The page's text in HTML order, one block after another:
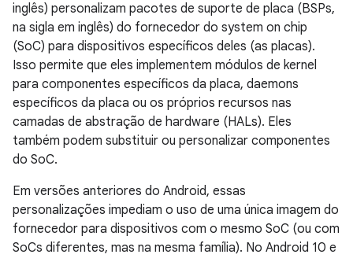
inglês) personalizam pacotes de suporte de placa (BSPs,
na sigla em inglês) do fornecedor do system on chip
(SoC) para dispositivos específicos deles (as placas).
Isso permite que eles implementem módulos de kernel
para componentes específicos da placa, daemons
específicos da placa ou os próprios recursos nas
camadas de abstração de hardware (HALs). Eles
também podem substituir ou personalizar componentes
do SoC.
Em versões anteriores do Android, essas
personalizações impediam o uso de uma única imagem do
fornecedor para dispositivos com o mesmo SoC (ou com
SoCs diferentes, mas na mesma família). No Android 10 e